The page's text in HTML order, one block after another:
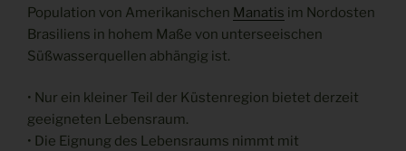
Population von Amerikanischen Manatis im Nordosten
Brasiliens in hohem Maße von unterseeischen
Süßwasserquellen abhängig ist.
• Nur ein kleiner Teil der Küstenregion bietet derzeit
geeigneten Lebensraum.
• Die Eignung des Lebensraums nimmt mit